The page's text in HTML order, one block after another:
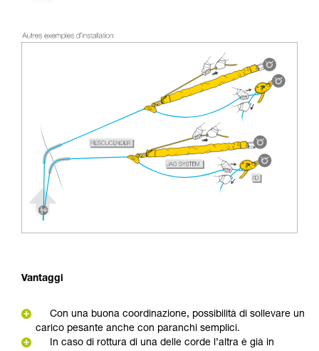
Vantaggi
Con una buona coordinazione, possibilità di sollevare un
carico pesante anche con paranchi semplici.
In caso di rottura di una delle corde l’altra è già in